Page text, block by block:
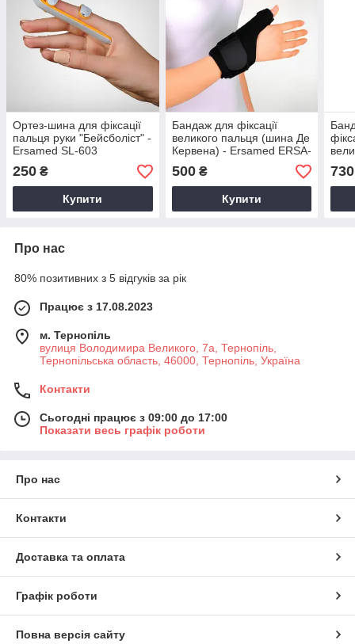
Ортез-шина для фіксації
пальця руки "Бейсболіст" -
Ersamed SL-603
250 ₴
Купити
Бандаж для фіксації
великого пальця (шина Де
Кервена) - Ersamed ERSA-
205
500₴
Купити
730
Про нас
80% позитивних з 5 відгуків за рік
Працює з 17.08.2023
м. Тернопіль
вулиця Володимира Великого, 7а, Тернопіль,
Тернопільська область, 46000, Тернопіль, Україна
Контакти
Сьогодні працює з 09:00 до 17:00
Показати весь графік роботи
Про нас
Контакти
Доставка та оплата
Графік роботи
Повна версія сайту